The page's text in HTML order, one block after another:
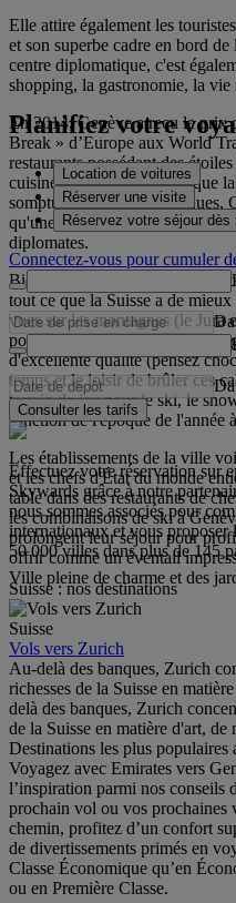
Elle attire également les
et son superbe cadre en bord
centre diplomatique, c'est
shopping, la gastronomie, la vie
En 2014, Genève a reçu le prix
Break » d’Europe aux World
restaurants possédant des
cuisine bien plus élaborée que
somptueux hôtels et boutiques,
qu'une halte pour skieurs ou un
diplomates.
Bien que Genève soit une ville
tout ce que la Suisse a de
vues sur les montagnes (le Jura
postal), d'une expertise en
d'excellente qualité (pensez
temps et le loisir de brûler ces
terrain de jeu pour le ski, le
fonction de l'époque de l'année
Les établissements de la ville
et les chefs d'État du monde
table dans des restaurants de
les combinaisons de ski à
prolongent leur séjour pour
offrir comme un éventail
Ville pleine de charme et des
Planifiez votre
Location de voitures
Réserver une visite
Réservez votre séjour dès
Connectez-vous pour cumuler
Consulter les tarifs
Effectuez votre réservation sur
Skywards grâce à notre
nous sommes associés pour
internationaux et vous proposer
50 000 villes dans plus de 145
Suisse : nos destinations
Suisse
Vols vers Zurich
Au-delà des banques, Zurich
richesses de la Suisse en
delà des banques, Zurich
de la Suisse en matière d'art, de
Destinations les plus
Voyagez avec Emirates vers
l’inspiration parmi nos conseils
prochain vol ou vos prochaines
chemin, profitez d’un confort
de divertissements primés en
Classe Économique qu’en
ou en Première Classe.